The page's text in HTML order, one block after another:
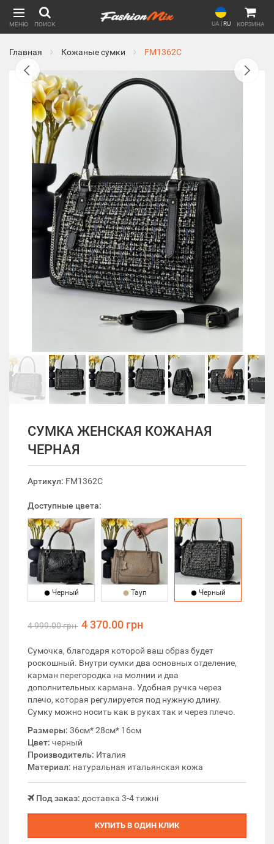
МЕНЮ ПОИСК UA |RU КОРЗИНА
Главная Кожаные сумки FM1362C
СУМКА ЖЕНСКАЯ КОЖАНАЯ
ЧЕРНАЯ
Артикул: FM1362C
Доступные цвета:
Черный Тауп Черный
4 999.00 грн 4 370.00 грн
Сумочка, благодаря которой ваш образ будет
роскошный. Внутри сумки два основных отделение,
карман перегородка на молнии и два
дополнительных кармана. Удобная ручка через
плечо, которая регулируется под нужную длину.
Сумку можно носить как в руках так и через плечо.
Размеры: 36см* 28см* 16см
Цвет: черный
Производитель: Италия
Материал: натуральная итальянская кожа
Под заказ: доставка 3-4 тижні
КУПИТЬ В ОДИН КЛИК